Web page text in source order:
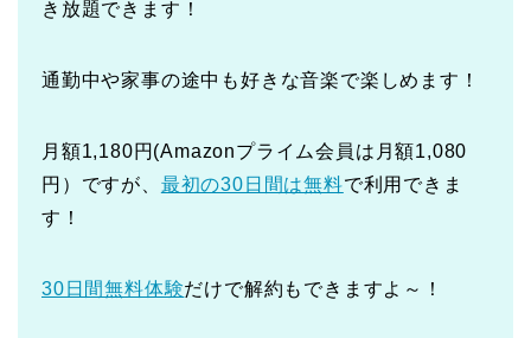
き放題できます！
通勤中や家事の途中も好きな音楽で楽しめます！
月額1,180円(Amazonプライム会員は月額1,080
円）ですが、 最初の30日間は無料で利用できま
す！
30日間無料体験だけで解約もできますよ～！